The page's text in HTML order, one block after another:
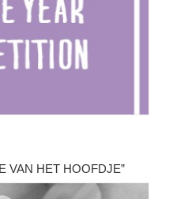
VAN HET HOOFDJE”